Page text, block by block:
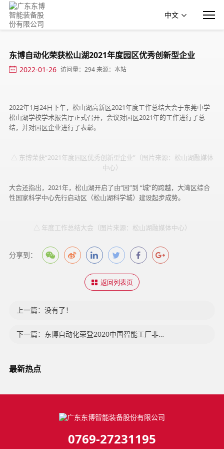
中文
东博自动化荣获松山湖2021年度园区优秀创新型企业
2022-01-26 访问量：294 来源：本站
2022年1月24日下午，松山湖高新区2021年度工作总结大会于东莞中学
松山湖学校学术报告厅正式召开，会议对园区2021年的工作进行了总
结，并对园区企业进行了表彰。
△ 东博荣获“2021年度园区优秀创新型企业”（图片来源：松山湖融媒体
中心）
大会还指出，2021年，松山湖开启了由“园”到 “城”的跨越，大湾区综合
性国家科学中心先行启动区（松山湖科学城）建设起步成势。
△ 年度工作总结大会（图片来源：松山湖融媒体中心）
分享到：
返回列表页
上一篇：没有了！
下一篇：东博自动化荣登2020中国智能工厂非标自动化集成商百强榜
最新热点
0769-27231195